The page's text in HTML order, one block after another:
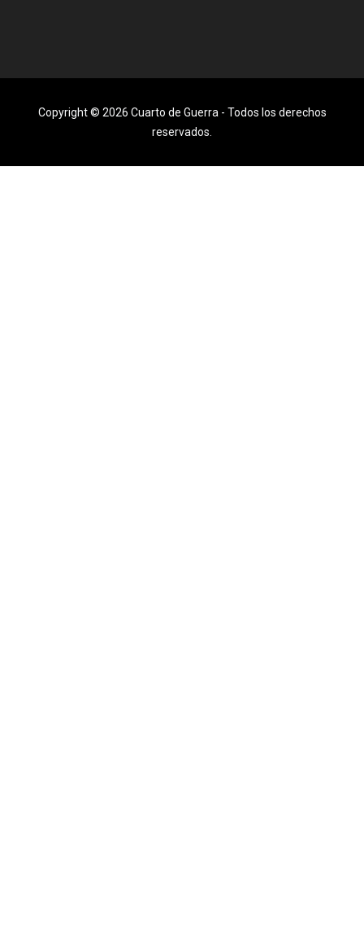
Copyright © 2026 Cuarto de Guerra - Todos los derechos
reservados.